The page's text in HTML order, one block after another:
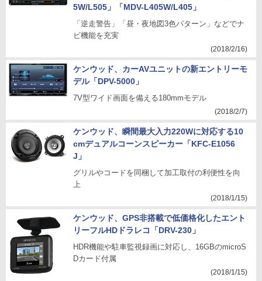
5W/L505」「MDV-L405W/L405」
「逆走警告」「昼・夜地図3色パターン」などでナ
ビ機能を充実
(2018/2/16)
ケンウッド、カーAVユニットの新エントリーモ
デル「DPV-5000」
7V型ワイド画面を備える180mmモデル
(2018/2/7)
ケンウッド、瞬間最大入力220Wに対応する10
cmデュアルコーンスピーカー「KFC-E1056
J」
グリルやコードを同梱して加工取付の利便性を向
上
(2018/1/15)
ケンウッド、GPS非搭載で低価格化したエント
リーフルHDドラレコ「DRV-230」
HDR機能や駐車監視録画に対応し、16GBのmicroS
Dカード付属
(2018/1/15)